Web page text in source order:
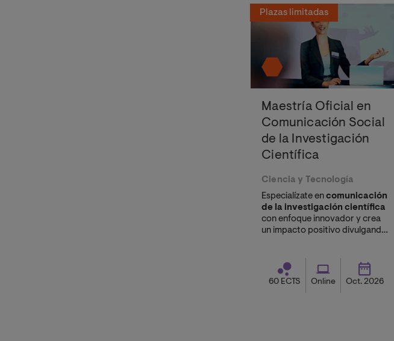
Plazas limitadas
Maestría Oficial en
Comunicación Social
de la Investigación
Científica
Ciencia y Tecnología
Especialízate encomunicación
de la investigación científica
con enfoque innovador y crea
un impacto positivo divulgando
sectores científico y
tecnológico.
60 ECTS Online Oct. 2026